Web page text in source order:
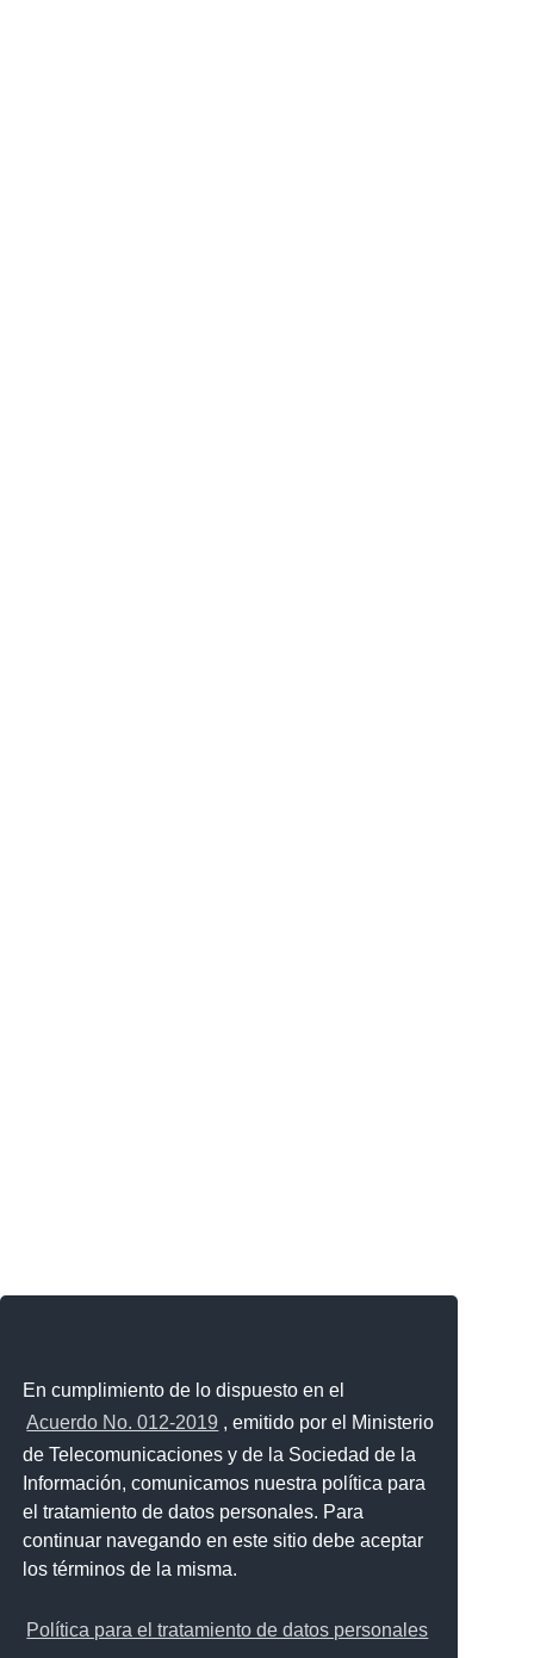
En cumplimiento de lo dispuesto en el
Acuerdo No. 012-2019 , emitido por el Ministerio
de Telecomunicaciones y de la Sociedad de la
Información, comunicamos nuestra política para
el tratamiento de datos personales. Para
continuar navegando en este sitio debe aceptar
los términos de la misma.
Política para el tratamiento de datos personales